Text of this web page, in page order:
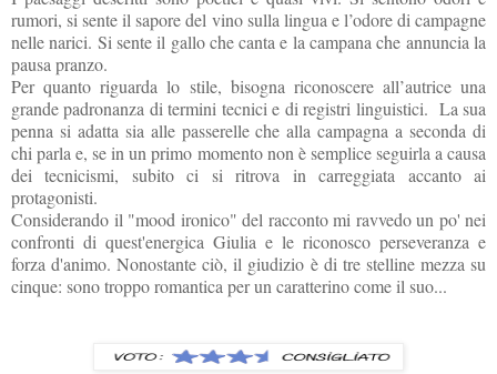
rumori, si sente il sapore del vino sulla lingua e l’odore di campagne
nelle narici. Si sente il gallo che canta e la campana che annuncia la
pausa pranzo.
Per quanto riguarda lo stile, bisogna riconoscere all’autrice una
grande padronanza di termini tecnici e di registri linguistici. La sua
penna si adatta sia alle passerelle che alla campagna a seconda di
chi parla e, se in un primo momento non è semplice seguirla a causa
dei tecnicismi, subito ci si ritrova in carreggiata accanto ai
protagonisti.
Considerando il "mood ironico" del racconto mi ravvedo un po' nei
confronti di quest'energica Giulia e le riconosco perseveranza e
forza d'animo. Nonostante ciò, il giudizio è di tre stelline mezza su
cinque: sono troppo romantica per un caratterino come il suo...